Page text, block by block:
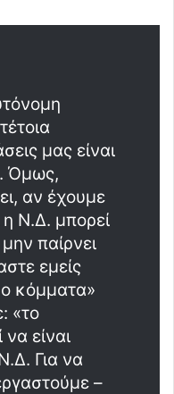
μας είναι
Όμως,
αν έχουμε
η Ν.Δ. μπορεί
παίρνει
εμείς
κόμματα»
«το
είναι
Για να
–